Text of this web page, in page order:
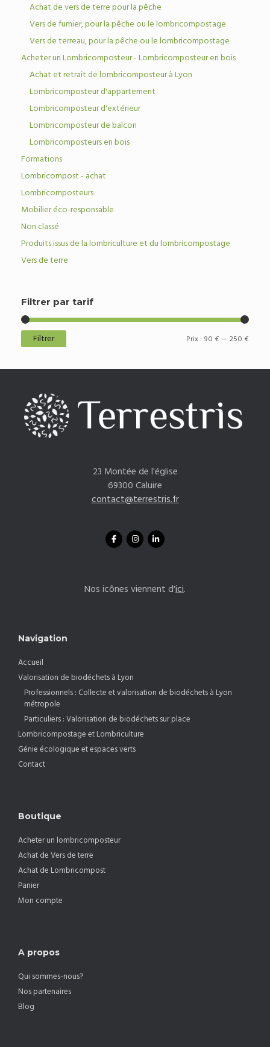
Achat de vers de terre pour la pêche
Vers de fumier, pour la pêche ou le lombricompostage
Vers de terreau, pour la pêche ou le lombricompostage
Acheter un Lombricomposteur - Lombricomposteur en bois
Achat et retrait de lombricomposteur à Lyon
Lombricomposteur d'appartement
Lombricomposteur d'extérieur
Lombricomposteur de balcon
Lombricomposteurs en bois
Formations
Lombricompost - achat
Lombricomposteurs
Mobilier éco-responsable
Non classé
Produits issus de la lombriculture et du lombricompostage
Vers de terre
Filtrer par tarif
Filtrer Prix : 90 € — 250 €
23 Montée de l'église
69300 Caluire
contact@terrestris.fr
Nos icônes viennent d'ici.
Navigation
Accueil
Valorisation de biodéchets à Lyon
Professionnels : Collecte et valorisation de biodéchets à Lyon
métropole
Particuliers : Valorisation de biodéchets sur place
Lombricompostage et Lombriculture
Génie écologique et espaces verts
Contact
Boutique
Acheter un lombricomposteur
Achat de Vers de terre
Achat de Lombricompost
Panier
Mon compte
A propos
Qui sommes-nous?
Nos partenaires
Blog